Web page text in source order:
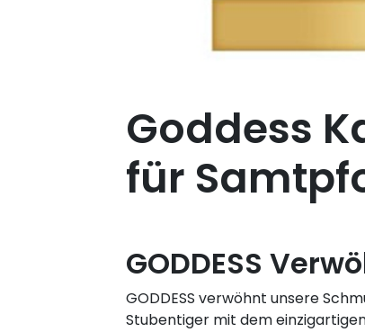
Goddess
für
GODDESS
GODDESS verwöhnt unsere
Stubentiger mit dem einzigartigen